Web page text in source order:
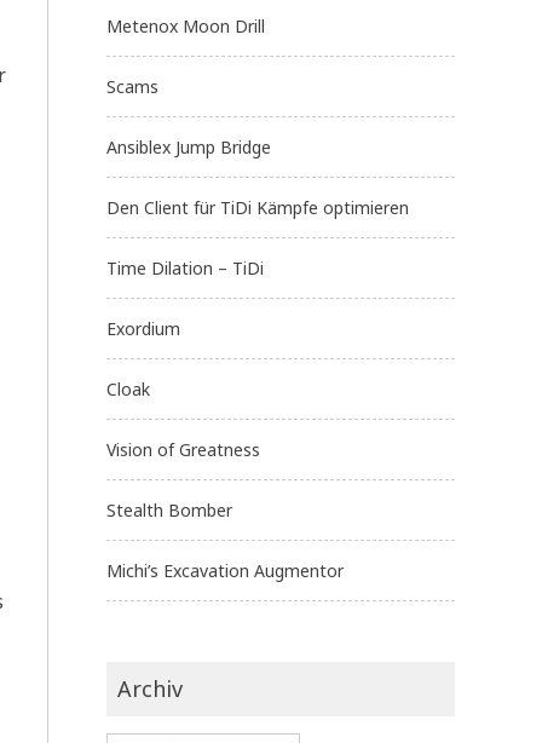
Metenox Moon Drill
Scams
Ansiblex Jump Bridge
Den Client für TiDi Kämpfe optimieren
Time Dilation – TiDi
Exordium
Cloak
Vision of Greatness
Stealth Bomber
Michi’s Excavation Augmentor
Archiv